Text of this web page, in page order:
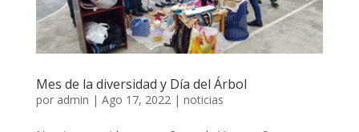
Mes de la diversidad y Día del Árbol
por admin | Ago 17, 2022 | noticias